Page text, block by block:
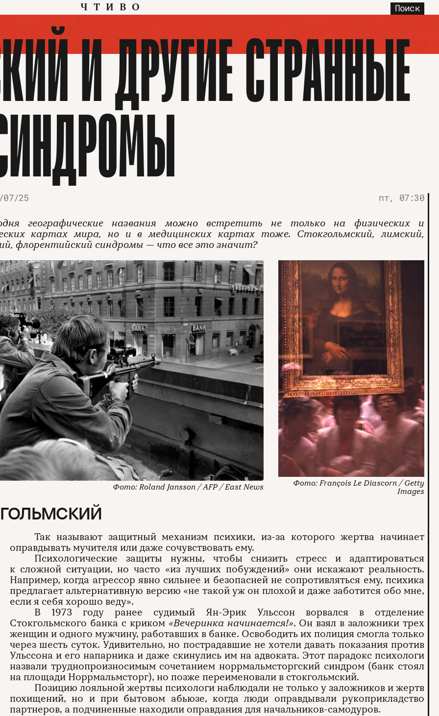
ЧТИВО Поиск
И ДРУГИЕ СТРАННЫЕ
07/25 пт, 07:30
географические названия можно встретить не только на физических и
картах мира, но и в медицинских картах тоже. Стокгольмский, лимский,
флорентийский синдромы — что все это значит?
Roland Jansson / AFP / East News
François Le Diascorn / Getty
Images
Так называют защитный механизм психики, из-за которого жертва начинает
оправдывать мучителя или даже сочувствовать ему.
Психологические защиты нужны, чтобы снизить стресс и адаптироваться
к сложной ситуации, но часто «из лучших побуждений» они искажают реальность.
Например, когда агрессор явно сильнее и безопасней не сопротивляться ему, психика
предлагает альтернативную версию «не такой уж он плохой и даже заботится обо мне,
если я себя хорошо веду».
В 1973 году ранее судимый Ян-Эрик Ульссон ворвался в отделение
Стокгольмского банка с криком «Вечеринка начинается!». Он взял в заложники трех
женщин и одного мужчину, работавших в банке. Освободить их полиция смогла только
через шесть суток. Удивительно, но пострадавшие не хотели давать показания против
Ульссона и его напарника и даже скинулись им на адвоката. Этот парадокс психологи
назвали труднопроизносимым сочетанием норрмальмсторгский синдром (банк стоял
на площади Норрмальмсторг), но позже переименовали в стокгольмский.
Позицию лояльной жертвы психологи наблюдали не только у заложников и жертв
похищений, но и при бытовом абьюзе, когда люди оправдывали рукоприкладство
партнеров, а подчиненные находили оправдания для начальников-самодуров.